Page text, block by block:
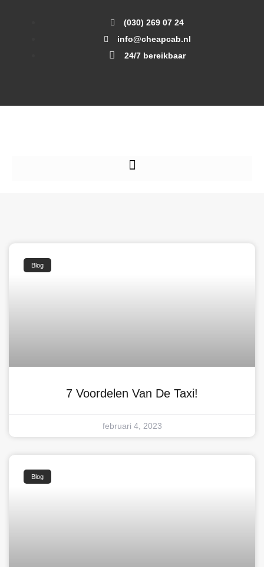
(030) 269 07 24
info@cheapcab.nl
24/7 bereikbaar
Blog
7 Voordelen Van De Taxi!
februari 4, 2023
Blog